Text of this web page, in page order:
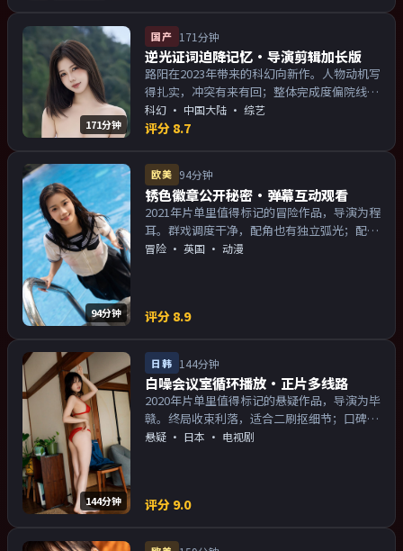
171分钟
国产 171分钟
逆光证词迫降记忆·导演剪辑加长版
路阳在2023年带来的科幻向新作。人物动机写
得扎实，冲突有来有回；整体完成度偏院线质
感。主演以演技派为主，适合喜欢强叙事与人
物关系的观众加入片单。
科幻 · 中国大陆 · 综艺
评分 8.7
94分钟
欧美 94分钟
锈色徽章公开秘密·弹幕互动观看
2021年片单里值得标记的冒险作品，导演为程
耳。群戏调度干净，配角也有独立弧光；配乐
与画面气质统一。主演以演技派为主，适合喜
冒险 · 英国 · 动漫
评分 8.9
144分钟
日韩 144分钟
白噪会议室循环播放·正片多线路
2020年片单里值得标记的悬疑作品，导演为毕
赣。终局收束利落，适合二刷抠细节；口碑向
与娱乐性兼顾。主演以演技派为主，适合喜欢
悬疑 · 日本 · 电视剧
评分 9.0